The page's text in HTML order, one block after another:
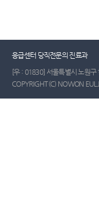
응급센터 당직전문의 진료과
[우 : 01830] 서울특별시 노원구
COPYRIGHT(C) NOWON